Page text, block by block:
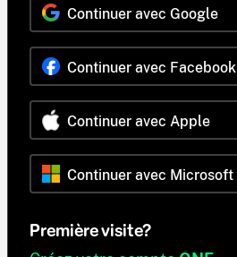
Continuer avec Google
Continuer avec Facebook
Continuer avec Apple
Continuer avec Microsoft
Première visite?